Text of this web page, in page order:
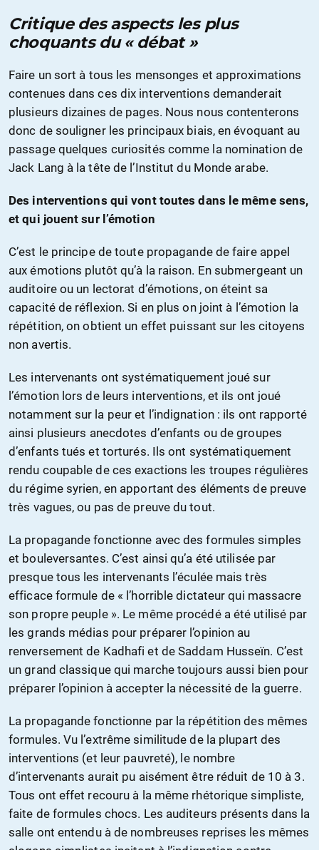
Critique des aspects les plus
choquants du « débat »
Faire un sort à tous les mensonges et approximations
contenues dans ces dix interventions demanderait
plusieurs dizaines de pages. Nous nous contenterons
donc de souligner les principaux biais, en évoquant au
passage quelques curiosités comme la nomination de
Jack Lang à la tête de l’Institut du Monde arabe.
Des interventions qui vont toutes dans le même sens,
et qui jouent sur l’émotion
C’est le principe de toute propagande de faire appel
aux émotions plutôt qu’à la raison. En submergeant un
auditoire ou un lectorat d’émotions, on éteint sa
capacité de réflexion. Si en plus on joint à l’émotion la
répétition, on obtient un effet puissant sur les citoyens
non avertis.
Les intervenants ont systématiquement joué sur
l’émotion lors de leurs interventions, et ils ont joué
notamment sur la peur et l’indignation : ils ont rapporté
ainsi plusieurs anecdotes d’enfants ou de groupes
d’enfants tués et torturés. Ils ont systématiquement
rendu coupable de ces exactions les troupes régulières
du régime syrien, en apportant des éléments de preuve
très vagues, ou pas de preuve du tout.
La propagande fonctionne avec des formules simples
et bouleversantes. C’est ainsi qu’a été utilisée par
presque tous les intervenants l’éculée mais très
efficace formule de « l’horrible dictateur qui massacre
son propre peuple ». Le même procédé a été utilisé par
les grands médias pour préparer l’opinion au
renversement de Kadhafi et de Saddam Husseïn. C’est
un grand classique qui marche toujours aussi bien pour
préparer l’opinion à accepter la nécessité de la guerre.
La propagande fonctionne par la répétition des mêmes
formules. Vu l’extrême similitude de la plupart des
interventions (et leur pauvreté), le nombre
d’intervenants aurait pu aisément être réduit de 10 à 3.
Tous ont effet recouru à la même rhétorique simpliste,
faite de formules chocs. Les auditeurs présents dans la
salle ont entendu à de nombreuses reprises les mêmes